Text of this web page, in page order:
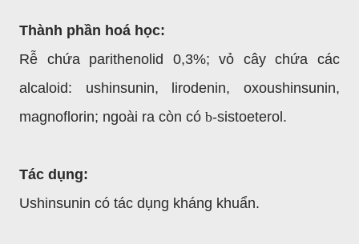
Thành phần hoá học:
Rễ chứa parithenolid 0,3%; vỏ cây chứa các
alcaloid: ushinsunin, lirodenin, oxoushinsunin,
magnoflorin; ngoài ra còn có b-sistoeterol.
Tác dụng:
Ushinsunin có tác dụng kháng khuẩn.